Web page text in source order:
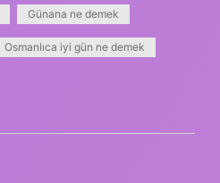
Günana ne demek
Osmanlıca iyi gün ne demek